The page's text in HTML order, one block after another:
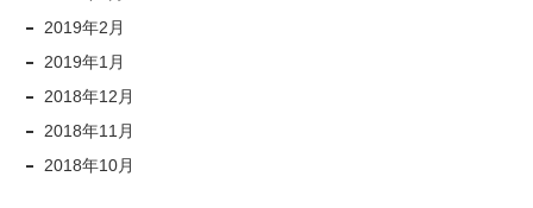
2019年2月
2019年1月
2018年12月
2018年11月
2018年10月